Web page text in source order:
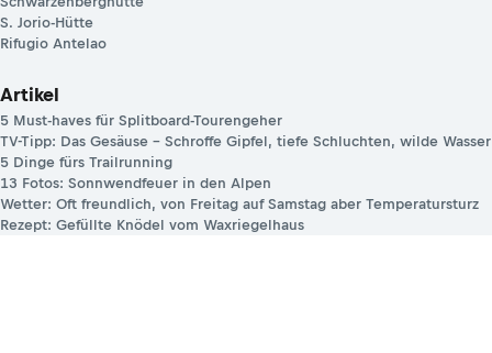
S. Jorio-Hütte
Rifugio Antelao
Artikel
5 Must-haves für Splitboard-Tourengeher
TV-Tipp: Das Gesäuse – Schroffe Gipfel, tiefe Schluchten, wilde Wasser
5 Dinge fürs Trailrunning
13 Fotos: Sonnwendfeuer in den Alpen
Wetter: Oft freundlich, von Freitag auf Samstag aber Temperatursturz
Rezept: Gefüllte Knödel vom Waxriegelhaus